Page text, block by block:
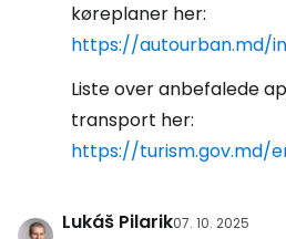
køreplaner her:
https://autourban.md/
Liste over anbefalede
transport her:
https://turism.gov.md/
Lukáš Pilarik07. 10. 2025